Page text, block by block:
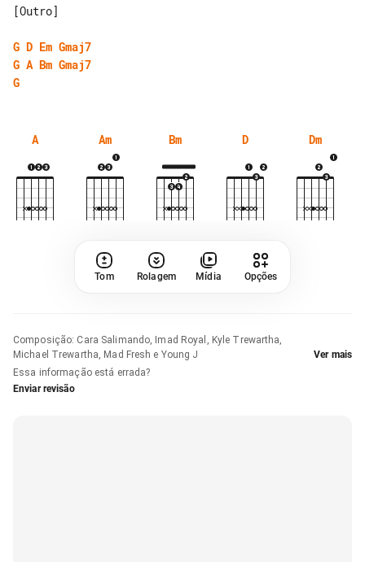
[Outro]
G D Em Gmaj7
G A Bm Gmaj7
G
A Am Bm D Dm
Tom Rolagem Mídia Opções
Composição: Cara Salimando, Imad Royal, Kyle Trewartha,
Michael Trewartha, Mad Fresh e Young J
Ver mais
Essa informação está errada?
Enviar revisão